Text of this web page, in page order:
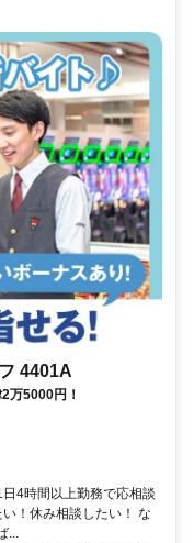
4401A
万5000円！
4時間以上勤務で応相談
！休み相談したい！ な
...